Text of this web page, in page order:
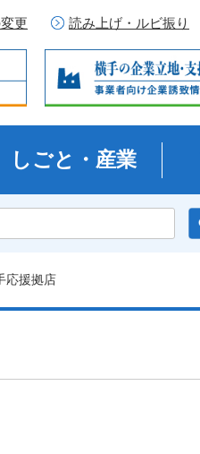
更 読み上げ・ルビ振り
しごと・産業
応援拠店